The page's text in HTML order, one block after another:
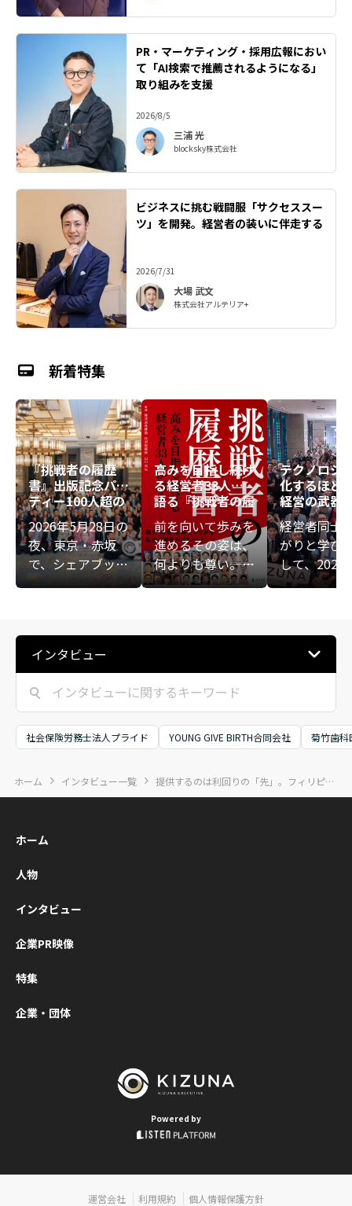
PR・マーケティング・採用広報におい
て「AI検索で推薦されるようになる」
取り組みを支援
2026/8/5
三浦 光
blocksky株式会社
ビジネスに挑む戦闘服「サクセススー
ツ」を開発。経営者の装いに伴走する
2026/7/31
大場 武文
株式会社アルテリア+
新着特集
『挑戦者の履歴
書』出版記念パー
ティー――100人超の
熱意が重なる、新
たな始まりの夜
2026年5月28日の
夜、東京・赤坂
で、シェアブック
『挑戦者の履歴
催されました。会
場には共著者や関
係者など100人超
が集結。一人ひと
りの事業や社会へ
の想いが重なる、
熱い時間となりま
高みを目指し続け
る経営者33人が
語る『挑戦者の履
歴書』
前を向いて歩みを
進めるその姿は、
何よりも尊い――。ビ
ジネスの表舞台に
く、経営者が人知
ながらも前を向き
続けてきた「泥臭
い歩み」そのもの
に光を当てた書籍
『挑戦者の履歴
に出版となりまし
テクノロジ
化するほど
経営の武器
――KIZUNA
IVE講演会
ト
経営者同士
がりと学び
して、2025
6日（月）
ルド倶楽部
よる「
ECUTIVE講
した。
ECUTIVEは
営者同士が
いに成長し
インタビュー
社会保険労務士法人プライド YOUNG GIVE BIRTH合同会社 菊竹歯科
ホーム インタビュー一覧 提供するのは利回りの「先」。フィリピン不動産投資で作る物心両面の豊かさ
ホーム
人物
インタビュー
企業PR映像
特集
企業・団体
Powered by
運営会社 利用規約 個人情報保護方針